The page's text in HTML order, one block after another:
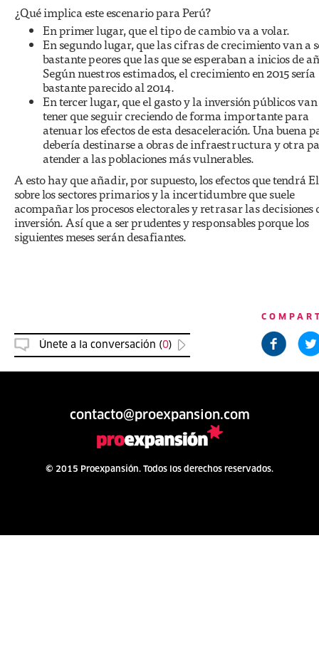
¿Qué implica este escenario para Perú?
En primer lugar, que el tipo de cambio va a volar.
En segundo lugar, que las cifras de crecimiento van a
bastante peores que las que se esperaban a inicios de
Según nuestros estimados, el crecimiento en 2015 sería
bastante parecido al 2014.
En tercer lugar, que el gasto y la inversión públicos
tener que seguir creciendo de forma importante para
atenuar los efectos de esta desaceleración. Una buena
debería destinarse a obras de infraestructura y otra
atender a las poblaciones más vulnerables.
A esto hay que añadir, por supuesto, los efectos que tendrá
sobre los sectores primarios y la incertidumbre que suele
acompañar los procesos electorales y retrasar las decisiones
inversión. Así que a ser prudentes y responsables porque los
siguientes meses serán desafiantes.
Únete a la conversación (0)
contacto@proexpansion.com
© 2015 Proexpansión. Todos los derechos reservados.